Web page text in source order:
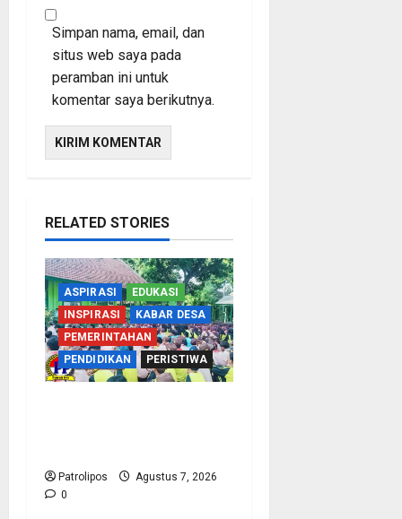
Simpan nama, email, dan
situs web saya pada
peramban ini untuk
komentar saya berikutnya.
RELATED STORIES
ASPIRASI
EDUKASI
INSPIRASI
KABAR DESA
PEMERINTAHAN
PENDIDIKAN
PERISTIWA
Patrolipos
Agustus 7, 2026
0